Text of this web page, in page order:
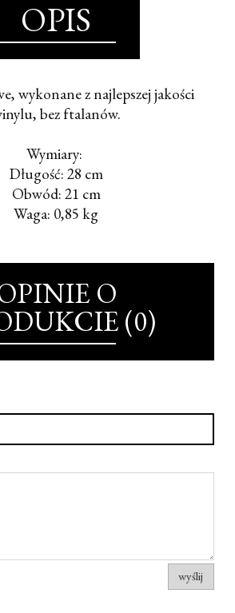
OPIS
wykonane z najlepszej jakości
bez ftalanów.
Wymiary:
Długość: 28 cm
Obwód: 21 cm
Waga: 0,85 kg
O
(0)
wyślij